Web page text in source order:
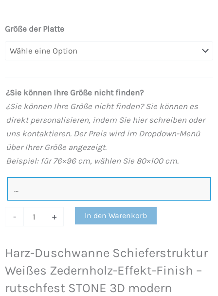
Harz-Duschwanne Schieferstruktur
Weißes Zedernholz-Effekt-Finish –
rutschfest STONE 3D modern
Größe der Platte
¿Sie können Ihre Größe nicht finden?
¿Sie können Ihre Größe nicht finden? Sie können es
direkt personalisieren, indem Sie hier schreiben oder
uns kontaktieren. Der Preis wird im Dropdown-Menü
über Ihrer Größe angezeigt.
Beispiel: für 76×96 cm, wählen Sie 80×100 cm.
-
Harz-
Schieferstruktur
Effekt-
Finish
–
rutschfest
STONE
3D
modern
Menge
+ In den Warenkorb